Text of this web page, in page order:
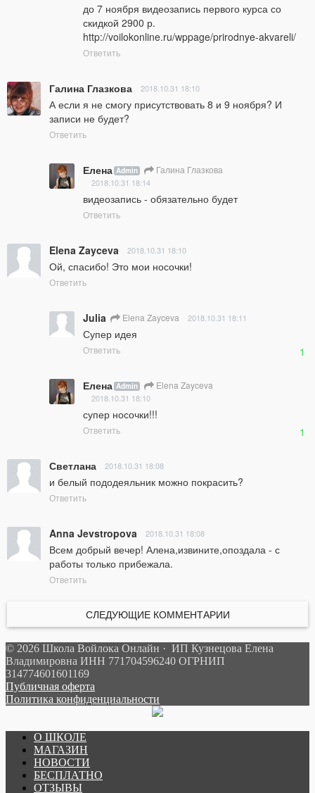
до 7 ноября видеозапись первого курса со
http://voilokonline.ru/wppage/prirodnye-akvareli/
Ответить
Галина Глазкова 2018.10.31 18:10
А если я не смогу присутствовать 8 и 9 ноября? И
записи не будет?
Ответить
Елена Admin Галина Глазкова
2018.10.31 18:14
видеозапись - обязательно будет
Ответить
Elena Zayceva 2018.10.31 18:10
Ой, спасибо! Это мои носочки!
Ответить
Julia Elena Zayceva 2018.10.31 18:11
Супер идея
Ответить 1
Елена Admin Elena Zayceva
2018.10.31 18:10
супер носочки!!!
Ответить 1
Светлана 2018.10.31 18:08
и белый пододеяльник можно покрасить?
Ответить
Anna Jevstropova 2018.10.31 18:08
Всем добрый вечер! Алена,извините,опоздала - с
работы только прибежала.
Ответить
СЛЕДУЮЩИЕ КОММЕНТАРИИ
© 2026 Школа Войлока Онлайн · ИП Кузнецова Елена
Владимировна ИНН 771704596240 ОГРНИП
314774601601169
Публичная оферта
Политика конфиденциальности
О ШКОЛЕ
МАГАЗИН
НОВОСТИ
БЕСПЛАТНО
ОТЗЫВЫ